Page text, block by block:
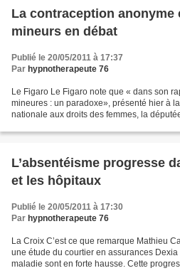
La contraception anonyme
mineurs en débat
Publié le 20/05/2011 à 17:37
Par hypnotherapeute 76
Le Figaro Le Figaro note que « dans son
mineures : un paradoxe», présenté hier à
nationale aux droits des femmes, la
L’absentéisme progresse
et les hôpitaux
Publié le 20/05/2011 à 17:30
Par hypnotherapeute 76
La Croix C’est ce que remarque Mathieu
une étude du courtier en assurances
maladie sont en forte hausse. Cette